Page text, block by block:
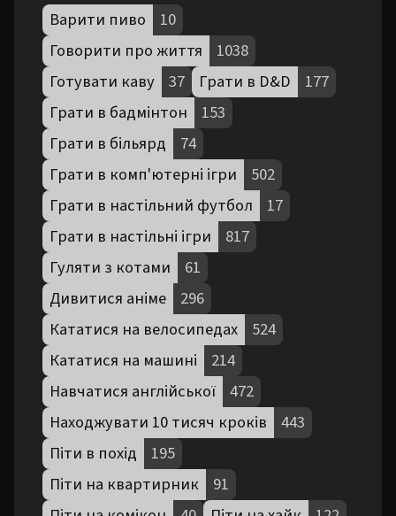
Варити пиво
10
Говорити про життя
1038
Готувати каву
37 Грати в D&D
177
Грати в бадмінтон
153
Грати в більярд
74
Грати в комп'ютерні ігри
502
Грати в настільний футбол
17
Грати в настільні ігри
817
Гуляти з котами
61
Дивитися аніме
296
Кататися на велосипедах
524
Кататися на машині
214
Навчатися англійської
472
Находжувати 10 тисяч кроків
443
Піти в похід
195
Піти на квартирник
91